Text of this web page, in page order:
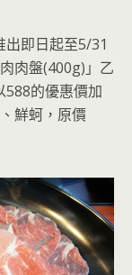
出即日起至5/31
肉盤(400g)」乙
588的優惠價加
鮮蚵，原價